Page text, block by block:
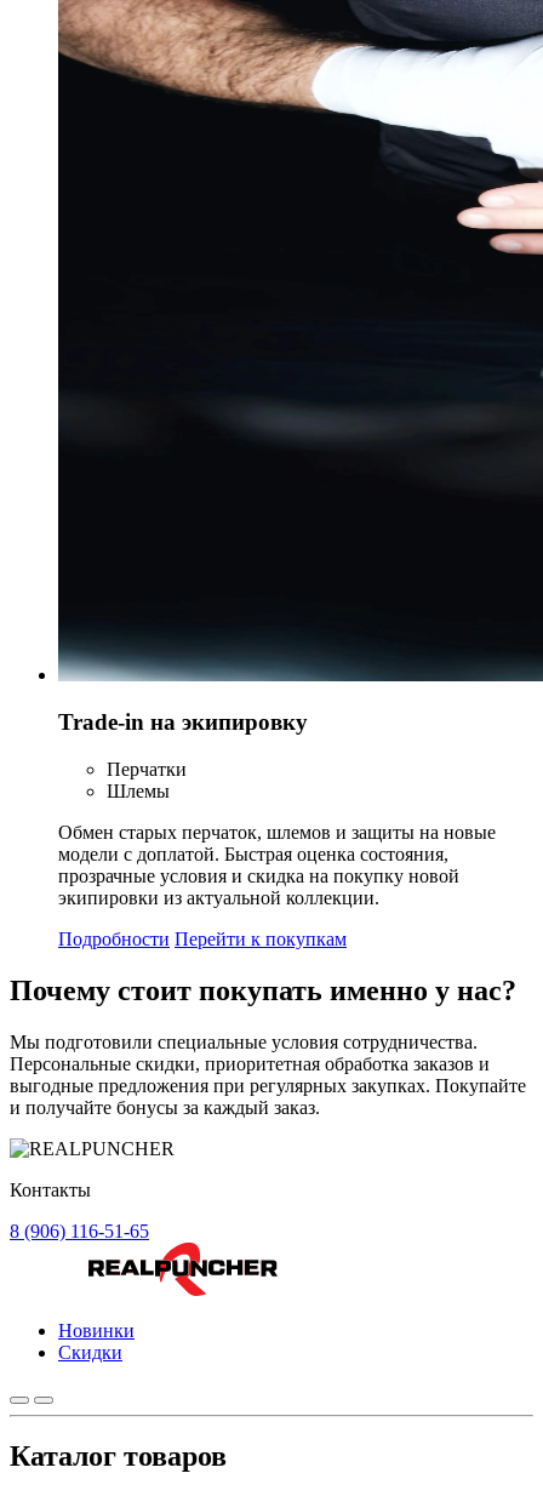
Trade-in на экипировку
Перчатки
Шлемы
Обмен старых перчаток, шлемов и защиты на новые
модели с доплатой. Быстрая оценка состояния,
прозрачные условия и скидка на покупку новой
экипировки из актуальной коллекции.
Подробности Перейти к покупкам
Почему стоит покупать именно у нас?
Мы подготовили специальные условия сотрудничества.
Персональные скидки, приоритетная обработка заказов и
выгодные предложения при регулярных закупках. Покупайте
и получайте бонусы за каждый заказ.
Контакты
8 (906) 116-51-65
Новинки
Скидки
Каталог товаров